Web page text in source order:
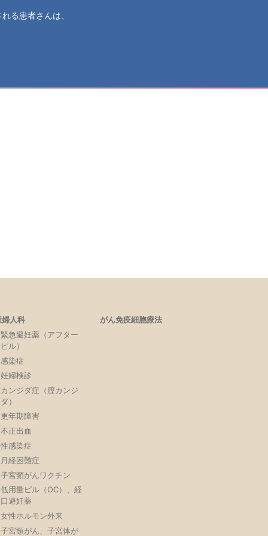
る患者さんは、
婦人科
緊急避妊薬（アフター
ピル）
感染症
妊婦検診
カンジダ症（膣カンジ
ダ）
更年期障害
不正出血
性感染症
月経困難症
子宮頸がんワクチン
低用量ピル（OC）、経
口避妊薬
女性ホルモン外来
子宮頸がん、子宮体が
がん免疫細胞療法